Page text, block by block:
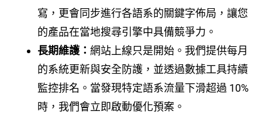
寫，更會同步進行各語系的關鍵字佈局，讓您
的產品在當地搜尋引擎中具備競爭力。
長期維護： 網站上線只是開始。我們提供每月
的系統更新與安全防護，並透過數據工具持續
監控排名。當發現特定語系流量下滑超過 10%
時，我們會立即啟動優化預案。